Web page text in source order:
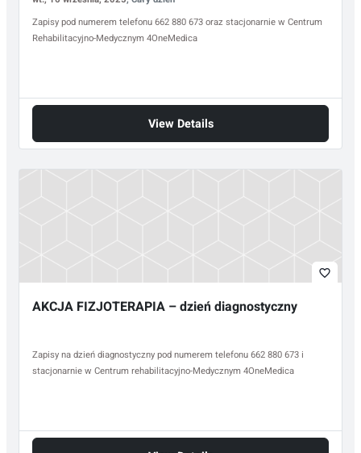
Zapisy pod numerem telefonu 662 880 673 oraz stacjonarnie w Centrum
Rehabilitacyjno-Medycznym 4OneMedica
View Details
favorite_border
AKCJA FIZJOTERAPIA – dzień diagnostyczny
Zapisy na dzień diagnostyczny pod numerem telefonu 662 880 673 i
stacjonarnie w Centrum rehabilitacyjno-Medycznym 4OneMedica